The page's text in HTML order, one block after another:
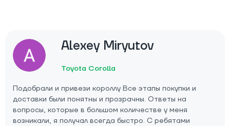
Alexey Miryutov
Toyota Corolla
Подобрали и привези короллу Все этапы покупки и
доставки были понятны и прозрачны. Ответы на
вопросы, которые в большом количестве у меня
возникали, я получал всегда быстро. С ребятами